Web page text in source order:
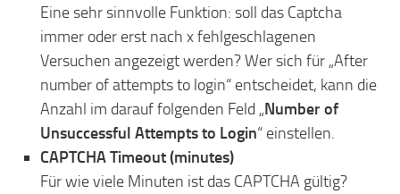
Eine sehr sinnvolle Funktion: soll das Captcha
immer oder erst nach x fehlgeschlagenen
Versuchen angezeigt werden? Wer sich für „After
number of attempts to login“ entscheidet, kann die
Anzahl im darauf folgenden Feld „Number of
Unsuccessful Attempts to Login“ einstellen.
CAPTCHA Timeout (minutes)
Für wie viele Minuten ist das CAPTCHA gültig?